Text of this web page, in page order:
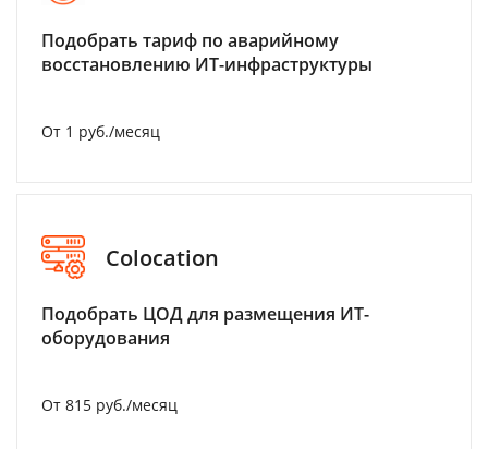
Подобрать тариф по аварийному
восстановлению ИТ-инфраструктуры
От 1 руб./месяц
Colocation
Подобрать ЦОД для размещения ИТ-
оборудования
От 815 руб./месяц